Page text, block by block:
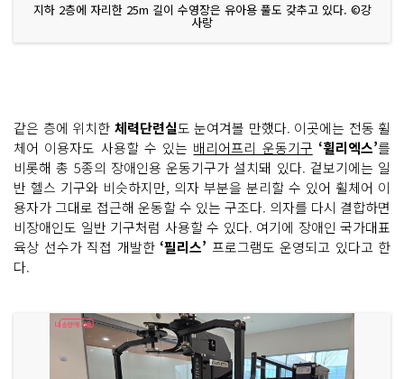
지하 2층에 자리한 25m 길이 수영장은 유아용 풀도 갖추고 있다. ©강
사랑
같은 층에 위치한 체력단련실도 눈여겨볼 만했다. 이곳에는 전동 휠
체어 이용자도 사용할 수 있는 배리어프리 운동기구 ‘휠리엑스’를
비롯해 총 5종의 장애인용 운동기구가 설치돼 있다. 겉보기에는 일
반 헬스 기구와 비슷하지만, 의자 부분을 분리할 수 있어 휠체어 이
용자가 그대로 접근해 운동할 수 있는 구조다. 의자를 다시 결합하면
비장애인도 일반 기구처럼 사용할 수 있다. 여기에 장애인 국가대표
육상 선수가 직접 개발한 ‘필리스’ 프로그램도 운영되고 있다고 한
다.